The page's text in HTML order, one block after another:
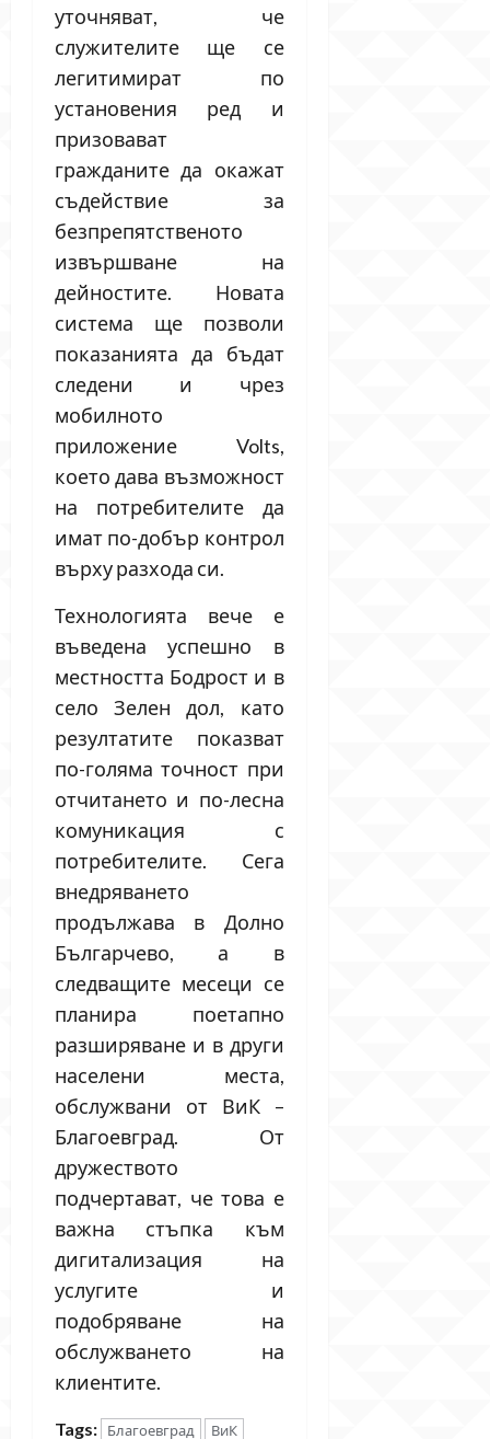
уточняват, че
служителите ще се
легитимират по
установения ред и
призовават
гражданите да окажат
съдействие за
безпрепятственото
извършване на
дейностите. Новата
система ще позволи
показанията да бъдат
следени и чрез
мобилното
приложение Volts,
което дава възможност
на потребителите да
имат по-добър контрол
върху разхода си.
Технологията вече е
въведена успешно в
местността Бодрост и в
село Зелен дол, като
резултатите показват
по-голяма точност при
отчитането и по-лесна
комуникация с
потребителите. Сега
внедряването
продължава в Долно
Българчево, а в
следващите месеци се
планира поетапно
разширяване и в други
населени места,
обслужвани от ВиК –
Благоевград. От
дружеството
подчертават, че това е
важна стъпка към
дигитализация на
услугите и
подобряване на
обслужването на
клиентите.
Tags: Благоевград ВиК